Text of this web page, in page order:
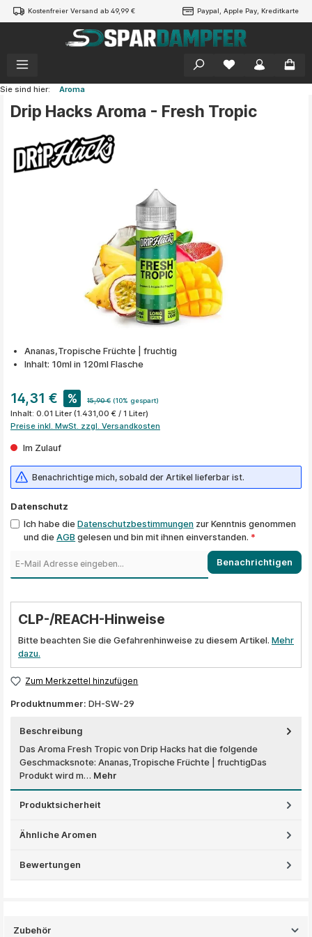
springen
Kostenfreier Versand ab 49,99 € Paypal, Apple Pay, Kreditkarte
Sie sind hier: Aroma
Drip Hacks Aroma - Fresh Tropic
Ananas,Tropische Früchte | fruchtig
Inhalt: 10ml in 120ml Flasche
14,31 € % 15,90 € (10% gespart)
Inhalt: 0.01 Liter (1.431,00 € / 1 Liter)
Preise inkl. MwSt. zzgl. Versandkosten
Im Zulauf
Benachrichtige mich, sobald der Artikel lieferbar ist.
Datenschutz
Ich habe dieDatenschutzbestimmungen zur Kenntnis genommen
und dieAGB gelesen und bin mit ihnen einverstanden.*
Benachrichtigen
CLP-/REACH-Hinweise
Bitte beachten Sie die Gefahrenhinweise zu diesem Artikel. Mehr
dazu.
Zum Merkzettel hinzufügen
Produktnummer: DH-SW-29
Beschreibung
Das Aroma Fresh Tropic von Drip Hacks hat die folgende
Geschmacksnote: Ananas,Tropische Früchte | fruchtigDas
Produkt wird m… Mehr
Produktsicherheit
Ähnliche Aromen
Bewertungen
Zubehör